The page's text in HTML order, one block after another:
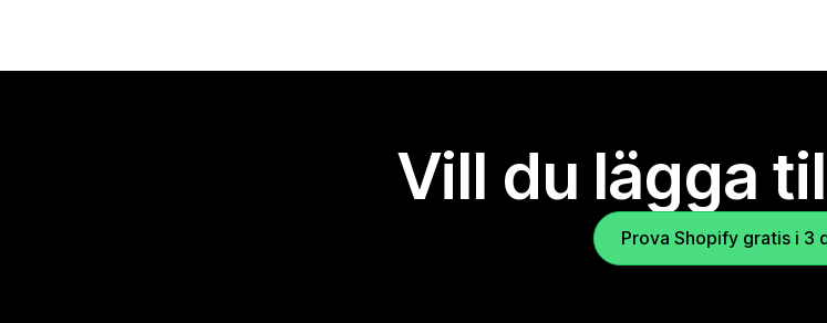
Vill du lägga
Prova Shopify gratis i 3